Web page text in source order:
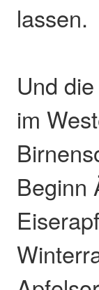
lassen.
Und
im
Beginn